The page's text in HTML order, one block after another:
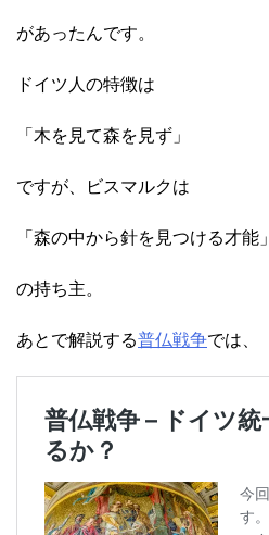
があったんです。
ドイツ人の特徴は
「木を見て森を見ず」
ですが、ビスマルクは
「森の中から針を見つける才能」
の持ち主。
あとで解説する普仏戦争では、